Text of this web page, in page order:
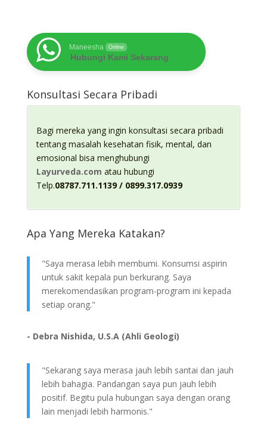
Maneesha Online
Hubungi Kami Sekarang
Konsultasi Secara Pribadi
Bagi mereka yang ingin konsultasi secara pribadi
tentang masalah kesehatan fisik, mental, dan
emosional bisa menghubungi
Layurveda.com atau hubungi
Telp.08787.711.1139 / 0899.317.0939
Apa Yang Mereka Katakan?
"Saya merasa lebih membumi. Konsumsi aspirin
untuk sakit kepala pun berkurang. Saya
merekomendasikan program-program ini kepada
setiap orang."
- Debra Nishida, U.S.A (Ahli Geologi)
"Sekarang saya merasa jauh lebih santai dan jauh
lebih bahagia. Pandangan saya pun jauh lebih
positif. Begitu pula hubungan saya dengan orang
lain menjadi lebih harmonis."